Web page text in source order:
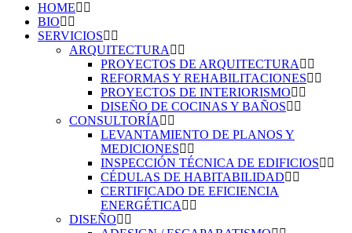
HOME
BIO
SERVICIOS
ARQUITECTURA
PROYECTOS DE ARQUITECTURA
REFORMAS Y REHABILITACIONES
PROYECTOS DE INTERIORISMO
DISEÑO DE COCINAS Y BAÑOS
CONSULTORÍA
LEVANTAMIENTO DE PLANOS Y
MEDICIONES
INSPECCIÓN TÉCNICA DE EDIFICIOS
CÉDULAS DE HABITABILIDAD
CERTIFICADO DE EFICIENCIA
ENERGÉTICA
DISEÑO